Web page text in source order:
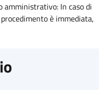
amministrativo: In caso di
è immediata,